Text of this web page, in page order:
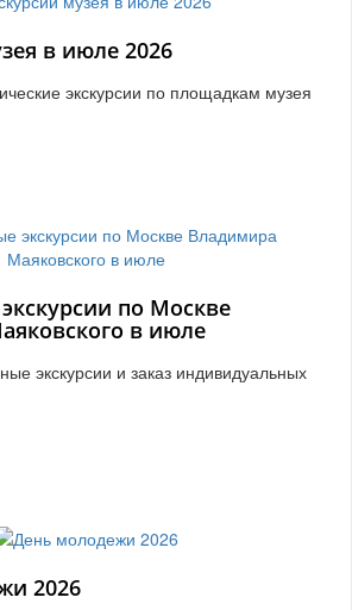
в июле 2026
экскурсии по площадкам музея
по Москве
в июле
экскурсии и заказ индивидуальных
2026